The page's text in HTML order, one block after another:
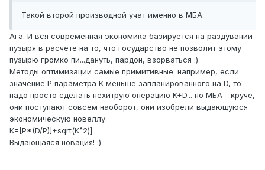
Такой второй производной учат именно в МБА.
Ага. И вся современная экономика базируется на раздувании
пузыря в расчете на то, что государство не позволит этому
пузырю громко пи...дануть, пардон, взорваться :)
Методы оптимизации самые примитивные: например, если
значение P параметра К меньше запланированного на D, то
надо просто сделать нехитрую операцию K+D... но МБА - круче,
они поступают совсем наоборот, они изобрели выдающуюся
экономическую новеллу:
K=[P*(D/P)]+sqrt(K^2)]
Выдающаяся новация! :)